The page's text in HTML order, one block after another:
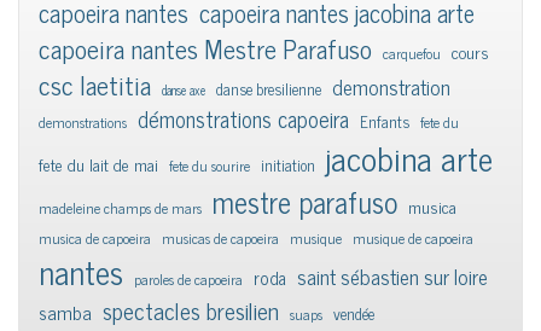
capoeira nantes capoeira nantes jacobina arte
capoeira nantes Mestre Parafuso carquefou cours
csc laetitia danse axe danse bresilienne demonstration
demonstrations démonstrations capoeira Enfants fete du
fete du lait de mai fete du sourire initiation jacobina arte
madeleine champs de mars mestre parafuso musica
musica de capoeira musicas de capoeira musique musique de capoeira
nantes paroles de capoeira roda saint sébastien sur loire
samba spectacles bresilien suaps vendée